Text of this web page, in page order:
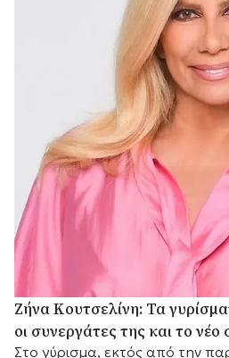
Ζήνα Κουτσελίνη: Τα
οι συνεργάτες της και το
Στο γύρισμα, εκτός από την